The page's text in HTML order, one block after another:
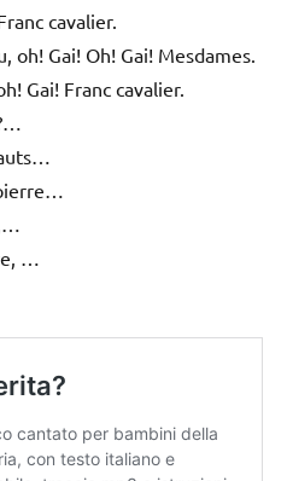
cavalier.
oh! Gai! Oh! Gai! Mesdames.
Gai! Franc cavalier.
…